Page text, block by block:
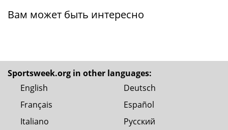
Вам может быть интересно
Sportsweek.org in other languages:
English
Deutsch
Français
Español
Italiano
Русский